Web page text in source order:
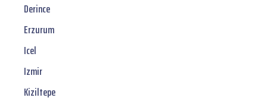
Derince
Erzurum
Icel
Izmir
Kiziltepe